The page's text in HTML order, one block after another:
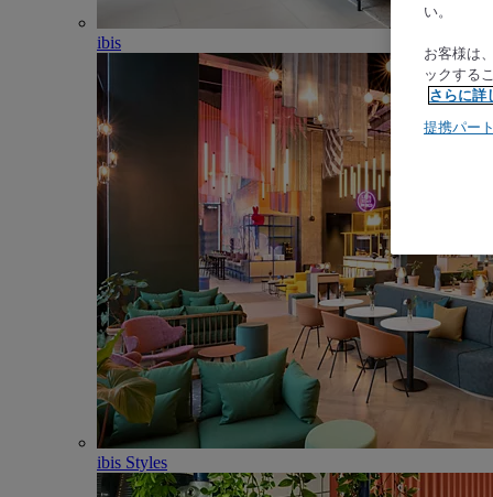
ibis
ibis Styles
い。
お客様は
ックする
さらに詳
提携パー